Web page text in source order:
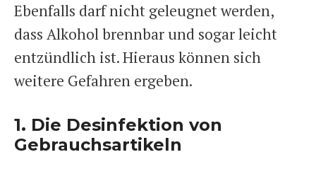
Ebenfalls darf nicht geleugnet werden,
dass Alkohol brennbar und sogar leicht
entzündlich ist. Hieraus können sich
weitere Gefahren ergeben.
1. Die Desinfektion von
Gebrauchsartikeln